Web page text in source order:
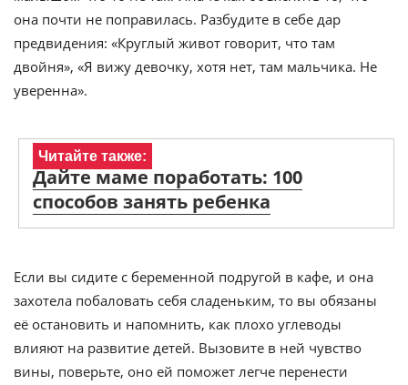
она почти не поправилась. Разбудите в себе дар
предвидения: «Круглый живот говорит, что там
двойня», «Я вижу девочку, хотя нет, там мальчика. Не
уверенна».
Читайте также:
Дайте маме поработать: 100
способов занять ребенка
Если вы сидите с беременной подругой в кафе, и она
захотела побаловать себя сладеньким, то вы обязаны
её остановить и напомнить, как плохо углеводы
влияют на развитие детей. Вызовите в ней чувство
вины, поверьте, оно ей поможет легче перенести